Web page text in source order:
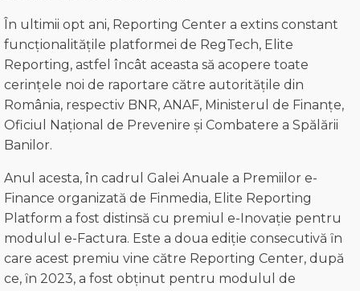
În ultimii opt ani, Reporting Center a extins constant
funcționalitățile platformei de RegTech, Elite
Reporting, astfel încât aceasta să acopere toate
cerințele noi de raportare către autoritățile din
România, respectiv BNR, ANAF, Ministerul de Finanțe,
Oficiul Național de Prevenire și Combatere a Spălării
Banilor.
Anul acesta, în cadrul Galei Anuale a Premiilor e-
Finance organizată de Finmedia, Elite Reporting
Platform a fost distinsă cu premiul e-Inovație pentru
modulul e-Factura. Este a doua ediție consecutivă ȋn
care acest premiu vine către Reporting Center, după
ce, ȋn 2023, a fost obținut pentru modulul de